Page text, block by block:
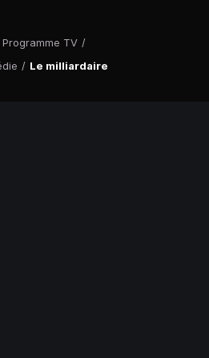
Programme TV /
/ Le milliardaire